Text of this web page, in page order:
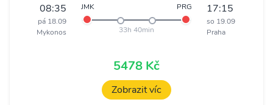
08:35
pá 18.09
Mykonos
JMK PRG
33h 40min
17:15
so 19.09
Praha
5478 Kč
Zobrazit víc